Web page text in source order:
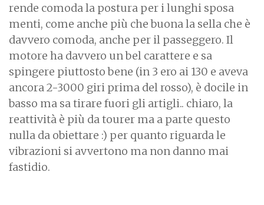
rende comoda la postura per i lunghi sposa
menti, come anche più che buona la sella che è
davvero comoda, anche per il passeggero. Il
motore ha davvero un bel carattere e sa
spingere piuttosto bene (in 3 ero ai 130 e aveva
ancora 2-3000 giri prima del rosso), è docile in
basso ma sa tirare fuori gli artigli.. chiaro, la
reattività è più da tourer ma a parte questo
nulla da obiettare :) per quanto riguarda le
vibrazioni si avvertono ma non danno mai
fastidio.